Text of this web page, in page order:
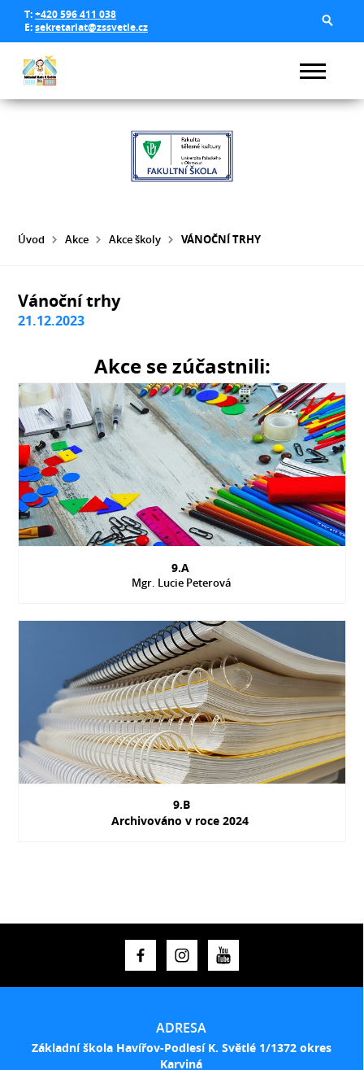
T:+420 596 411 038
E:sekretariat@zssvetle.cz
Úvod Akce Akce školy VÁNOČNÍ TRHY
Vánoční trhy
21.12.2023
Akce se zúčastnili:
9.A
Mgr. Lucie Peterová
9.B
Archivováno v roce 2024
ADRESA
Základní škola Havířov-Podlesí K. Světlé 1/1372 okres
Karviná